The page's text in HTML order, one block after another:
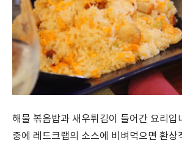
해물 볶음밥과 새우튀김이 들어간 요리입
중에 레드크랩의 소스에 비벼먹으면 환